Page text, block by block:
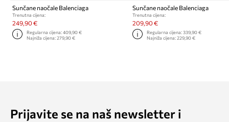
Sunčane naočale Balenciaga
Trenutna cijena:
249,90 €
Regularna cijena:409,90 €
Najniža cijena:279,90 €
Sunčane naočale Balenciaga
Trenutna cijena:
209,90 €
Regularna cijena: 339,90 €
Najniža cijena: 229,90 €
Prijavite se na naš newsletter i